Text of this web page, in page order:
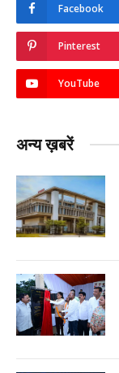
Facebook
Pinterest
YouTube
अन्य ख़बरें